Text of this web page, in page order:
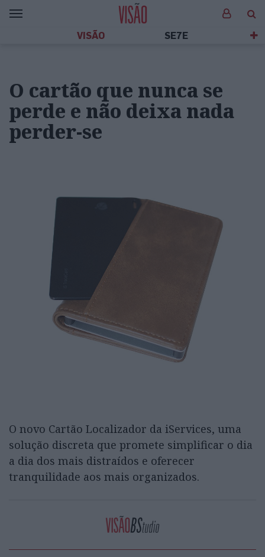
VISÃO SE7E
O cartão que nunca se
perde e não deixa nada
perder-se
O novo Cartão Localizador da iServices, uma
solução discreta que promete simplificar o dia
a dia dos mais distraídos e oferecer
tranquilidade aos mais organizados.